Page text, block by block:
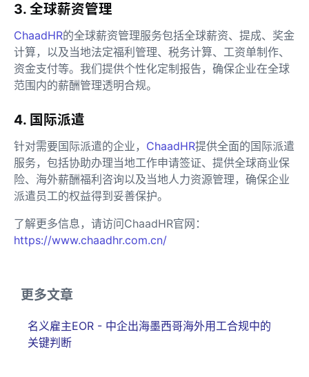
3. 全球薪资管理
ChaadHR的全球薪资管理服务包括全球薪资、提成、奖金
计算，以及当地法定福利管理、税务计算、工资单制作、
资金支付等。我们提供个性化定制报告，确保企业在全球
范围内的薪酬管理透明合规。
4. 国际派遣
针对需要国际派遣的企业， ChaadHR提供全面的国际派遣
服务，包括协助办理当地工作申请签证、提供全球商业保
险、海外薪酬福利咨询以及当地人力资源管理，确保企业
派遣员工的权益得到妥善保护。
了解更多信息，请访问ChaadHR官网：
https://www.chaadhr.com.cn/
更多文章
名义雇主EOR - 中企出海墨西哥海外用工合规中的
关键判断